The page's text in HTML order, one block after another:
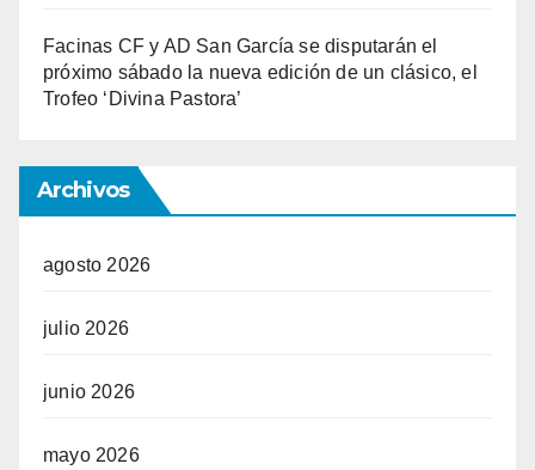
Facinas CF y AD San García se disputarán el
próximo sábado la nueva edición de un clásico, el
Trofeo ‘Divina Pastora’
Archivos
agosto 2026
julio 2026
junio 2026
mayo 2026